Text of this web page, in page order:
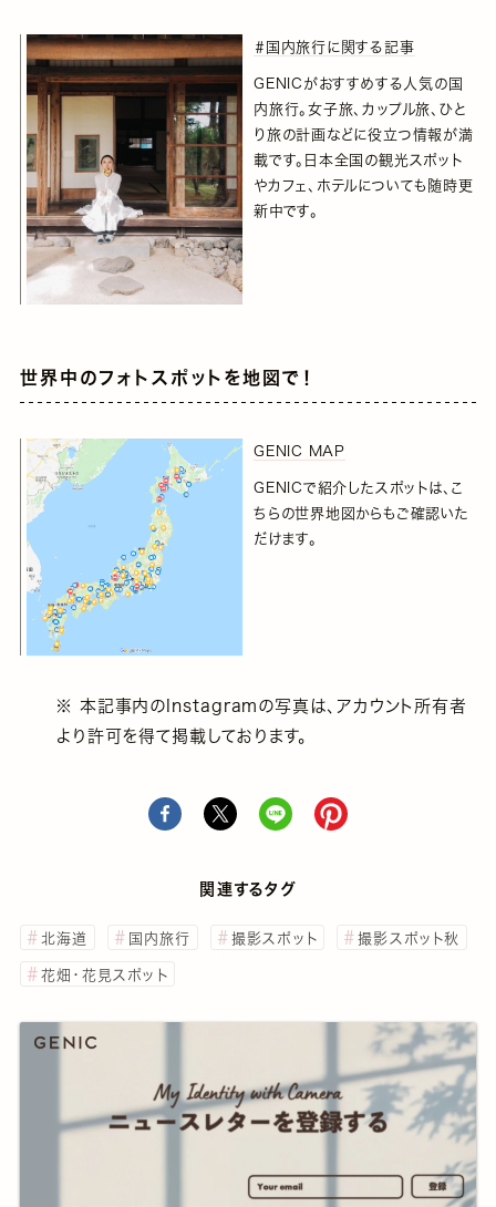
＃国内旅行に関する記事
GENICがおすすめする人気の国
内旅行。女子旅、カップル旅、ひと
り旅の計画などに役立つ情報が満
載です。日本全国の観光スポット
やカフェ、ホテルについても随時更
新中です。
世界中のフォトスポットを地図で！
GENIC MAP
GENICで紹介したスポットは、こ
ちらの世界地図からもご確認いた
だけます。
※ 本記事内のInstagramの写真は、アカウント所有者
より許可を得て掲載しております。
関連するタグ
北海道 国内旅行 撮影スポット 撮影スポット秋
花畑・花見スポット